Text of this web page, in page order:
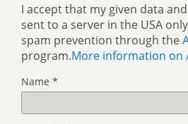
I accept that my given data
sent to a server in the USA
spam prevention through the
program.More information on
Name *